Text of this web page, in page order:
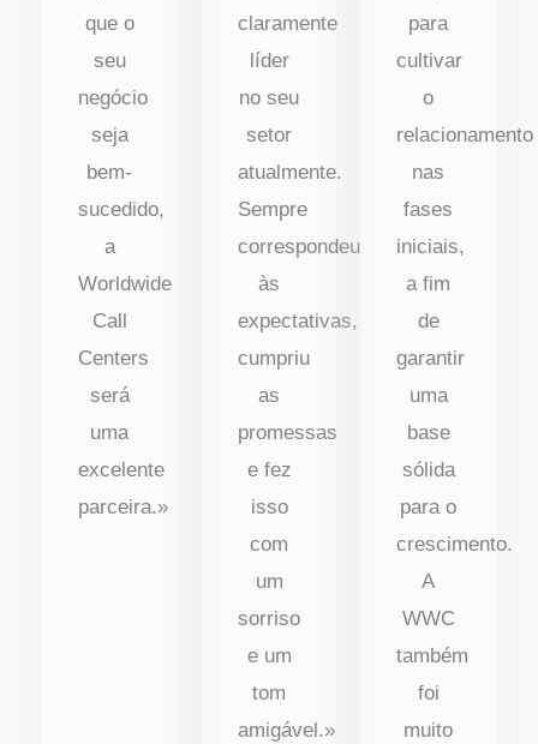
que o
seu
negócio
seja
bem-
sucedido,
a
Worldwide
Call
Centers
será
uma
excelente
parceira.»
claramente
líder
no seu
setor
atualmente.
Sempre
correspondeu
às
expectativas,
cumpriu
as
promessas
e fez
isso
com
um
sorriso
e um
tom
amigável.»
para
cultivar
o
relacionamento
nas
fases
iniciais,
a fim
de
garantir
uma
base
sólida
para o
crescimento.
A
WWC
também
foi
muito